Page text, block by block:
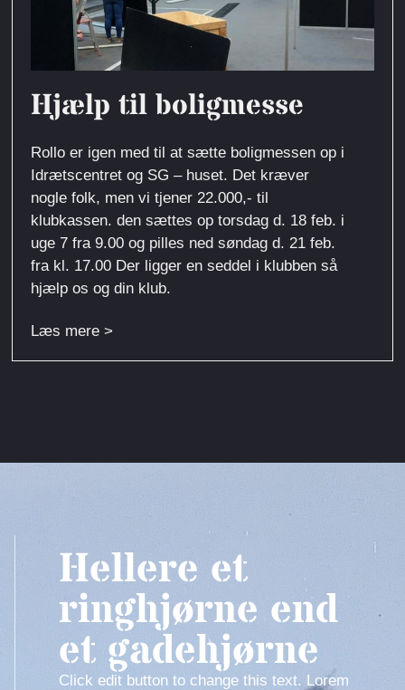
Hjælp til boligmesse
Rollo er igen med til at sætte boligmessen op i
Idrætscentret og SG – huset. Det kræver
nogle folk, men vi tjener 22.000,- til
klubkassen. den sættes op torsdag d. 18 feb. i
uge 7 fra 9.00 og pilles ned søndag d. 21 feb.
fra kl. 17.00 Der ligger en seddel i klubben så
hjælp os og din klub.
Læs mere >
Hellere et
ringhjørne end
et gadehjørne
Click edit button to change this text. Lorem